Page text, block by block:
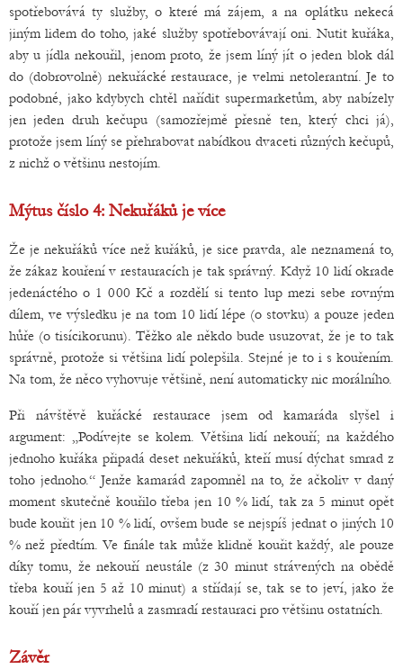
spotřebovává ty služby, o které má zájem, a na oplátku nekecá
jiným lidem do toho, jaké služby spotřebovávají oni. Nutit kuřáka,
aby u jídla nekouřil, jenom proto, že jsem líný jít o jeden blok dál
do (dobrovolně) nekuřácké restaurace, je velmi netolerantní. Je to
podobné, jako kdybych chtěl nařídit supermarketům, aby nabízely
jen jeden druh kečupu (samozřejmě přesně ten, který chci já),
protože jsem líný se přehrabovat nabídkou dvaceti různých kečupů,
z nichž o většinu nestojím.
Mýtus číslo 4: Nekuřáků je více
Že je nekuřáků více než kuřáků, je sice pravda, ale neznamená to,
že zákaz kouření v restauracích je tak správný. Když 10 lidí okrade
jedenáctého o 1 000 Kč a rozdělí si tento lup mezi sebe rovným
dílem, ve výsledku je na tom 10 lidí lépe (o stovku) a pouze jeden
hůře (o tisícikorunu). Těžko ale někdo bude usuzovat, že je to tak
správně, protože si většina lidí polepšila. Stejné je to i s kouřením.
Na tom, že něco vyhovuje většině, není automaticky nic morálního.
Při návštěvě kuřácké restaurace jsem od kamaráda slyšel i
argument: „Podívejte se kolem. Většina lidí nekouří; na každého
jednoho kuřáka připadá deset nekuřáků, kteří musí dýchat smrad z
toho jednoho.“ Jenže kamarád zapomněl na to, že ačkoliv v daný
moment skutečně kouřilo třeba jen 10 % lidí, tak za 5 minut opět
bude kouřit jen 10 % lidí, ovšem bude se nejspíš jednat o jiných 10
% než předtím. Ve finále tak může klidně kouřit každý, ale pouze
díky tomu, že nekouří neustále (z 30 minut strávených na obědě
třeba kouří jen 5 až 10 minut) a střídají se, tak se to jeví, jako že
kouří jen pár vyvrhelů a zasmradí restauraci pro většinu ostatních.
Závěr